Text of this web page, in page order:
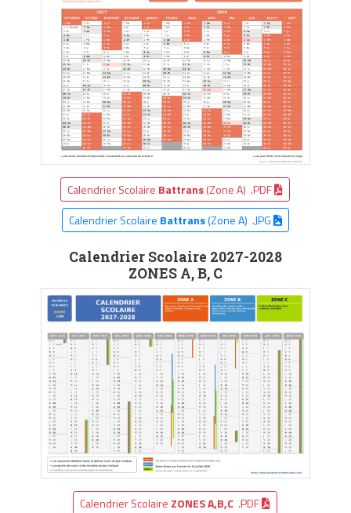
Calendrier Scolaire Battrans(Zone A) .PDF
Calendrier Scolaire Battrans(Zone A) .JPG
Calendrier Scolaire 2027-2028
ZONES A, B, C
Calendrier Scolaire ZONES A,B,C .PDF